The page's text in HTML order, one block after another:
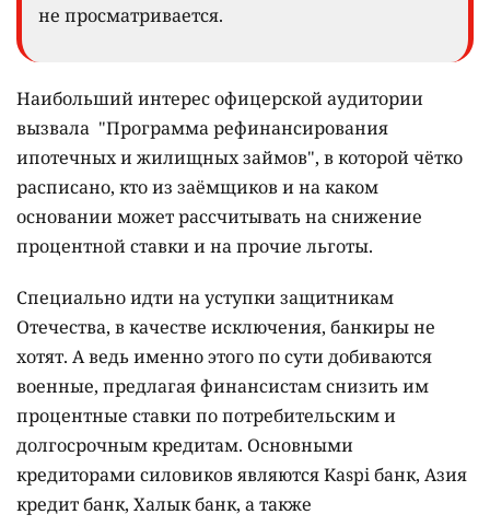
не просматривается.
Наибольший интерес офицерской аудитории
вызвала "Программа рефинансирования
ипотечных и жилищных займов", в которой чётко
расписано, кто из заёмщиков и на каком
основании может рассчитывать на снижение
процентной ставки и на прочие льготы.
Специально идти на уступки защитникам
Отечества, в качестве исключения, банкиры не
хотят. А ведь именно этого по сути добиваются
военные, предлагая финансистам снизить им
процентные ставки по потребительским и
долгосрочным кредитам. Основными
кредиторами силовиков являются Kaspi банк, Азия
кредит банк, Халык банк, а также